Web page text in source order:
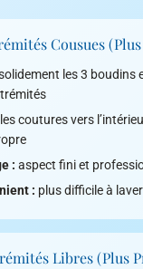
Cousues
les 3 boudins
coutures vers
: aspect fini et
: plus difficile à laver
Libres (plus